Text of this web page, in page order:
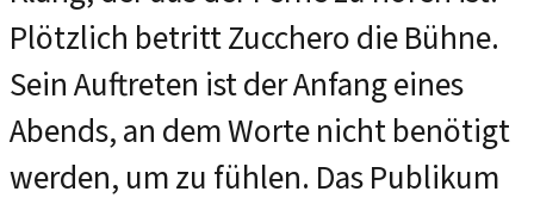
Plötzlich betritt Zucchero die Bühne.
Sein Auftreten ist der Anfang eines
Abends, an dem Worte nicht benötigt
werden, um zu fühlen. Das Publikum